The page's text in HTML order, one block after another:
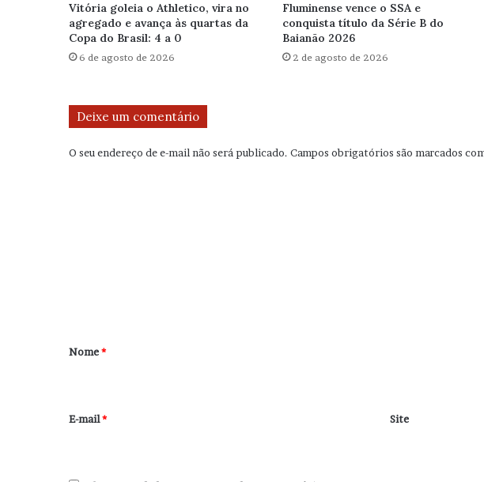
Vitória goleia o Athletico, vira no
agregado e avança às quartas da
Copa do Brasil: 4 a 0
6 de agosto de 2026
Fluminense vence o SSA e
conquista título da Série B do
Baianão 2026
2 de agosto de 2026
Deixe um comentário
O seu endereço de e-mail não será publicado. Campos obrigatórios são marcados
r
*
Nome*
E-mail* Site